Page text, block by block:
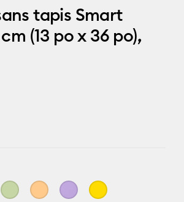
tapis Smart
(13 po x 36 po),